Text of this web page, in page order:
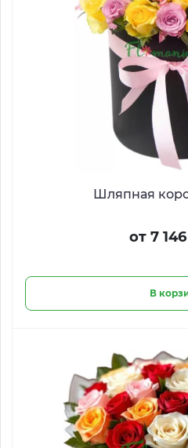
Шляпная
от 7
В